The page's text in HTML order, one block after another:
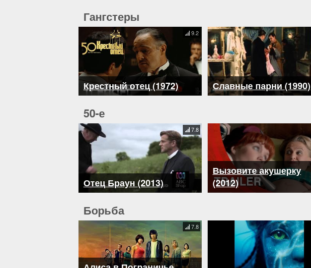
Гангстеры
Крестный отец (1972)
9.2
Славные парни (1990)
50-е
Отец Браун (2013)
7.8
Вызовите акушерку
(2012)
Борьба
7.8